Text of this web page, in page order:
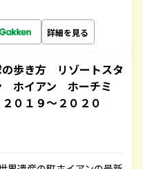
詳細を見る
歩き方 リゾートスタ
ホイアン ホーチミ
１９～２０２０